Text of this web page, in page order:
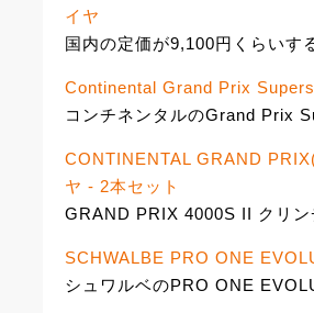
イヤ
国内の定価が9,100円くらいす
Continental Grand Prix
コンチネンタルのGrand Prix
CONTINENTAL GRAND
ヤ - 2本セット
GRAND PRIX 4000S II クリ
SCHWALBE PRO ONE
シュワルベのPRO ONE